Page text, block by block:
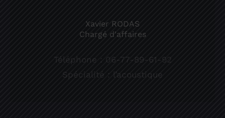
Xavier RODAS
Chargé d'affaires
Téléphone : 06-77-89-61-92
Spécialité : l’acoustique